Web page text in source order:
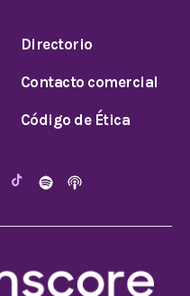
Directorio
Contacto comercial
Código de Ética